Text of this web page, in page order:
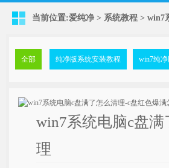
当前位置:爱纯净 > 系统教程 > win7
全部 纯净版系统安装教程 win7纯
win7系统电脑c盘
理